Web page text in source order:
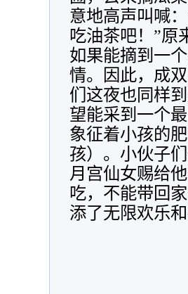
意地高声叫喊
吃油茶吧！”原
如果能摘到一
情。因此，成
们这夜也同样
望能采到一个
象征着小孩的
孩）。小伙子
月宫仙女赐给
吃，不能带回
添了无限欢乐和